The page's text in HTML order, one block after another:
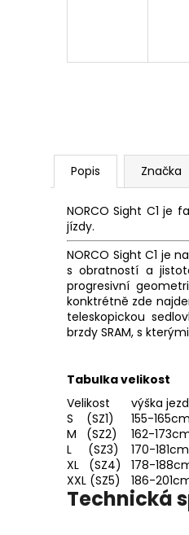
Popis Značka
NORCO Sight C1 je
jízdy.
NORCO Sight C1 je
s obratností a
progresivní
konktrétně zde
teleskopickou
brzdy SRAM, s
Tabulka velikost
Velikost
výška
S (SZ1)
155-165cm
M (SZ2)
162-
L (SZ3)
170-181cm
XL (SZ4) 178-
XXL (SZ5) 186-
Technická